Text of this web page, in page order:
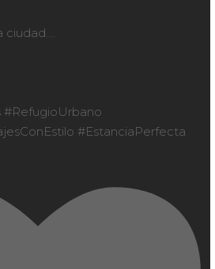
ciudad....
#EstanciaPerfecta